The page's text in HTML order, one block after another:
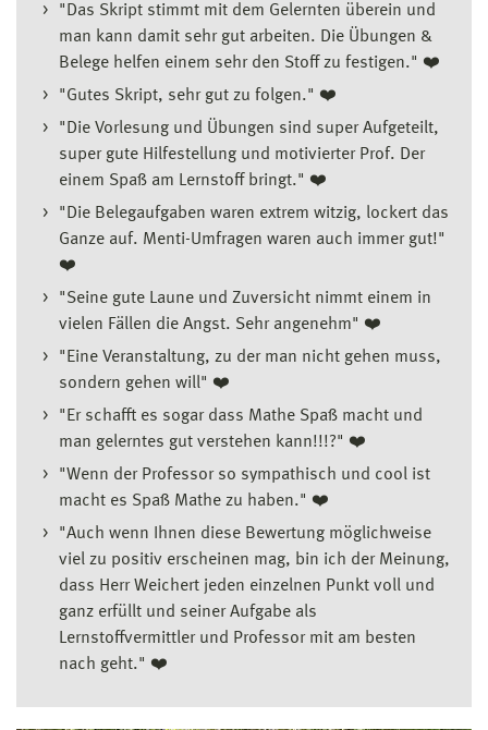
"Das Skript stimmt mit dem Gelernten überein und
man kann damit sehr gut arbeiten. Die Übungen &
Belege helfen einem sehr den Stoff zu festigen." ❤️
"Gutes Skript, sehr gut zu folgen." ❤️
"Die Vorlesung und Übungen sind super Aufgeteilt,
super gute Hilfestellung und motivierter Prof. Der
einem Spaß am Lernstoff bringt." ❤️
"Die Belegaufgaben waren extrem witzig, lockert das
Ganze auf. Menti-Umfragen waren auch immer gut!"
❤️
"Seine gute Laune und Zuversicht nimmt einem in
vielen Fällen die Angst. Sehr angenehm" ❤️
"Eine Veranstaltung, zu der man nicht gehen muss,
sondern gehen will" ❤️
"Er schafft es sogar dass Mathe Spaß macht und
man gelerntes gut verstehen kann!!!?" ❤️
"Wenn der Professor so sympathisch und cool ist
macht es Spaß Mathe zu haben." ❤️
"Auch wenn Ihnen diese Bewertung möglichweise
viel zu positiv erscheinen mag, bin ich der Meinung,
dass Herr Weichert jeden einzelnen Punkt voll und
ganz erfüllt und seiner Aufgabe als
Lernstoffvermittler und Professor mit am besten
nach geht." ❤️